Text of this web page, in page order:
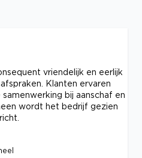
vriendelijk en eerlijk
Klanten ervaren
bij aanschaf en
wordt het bedrijf gezien